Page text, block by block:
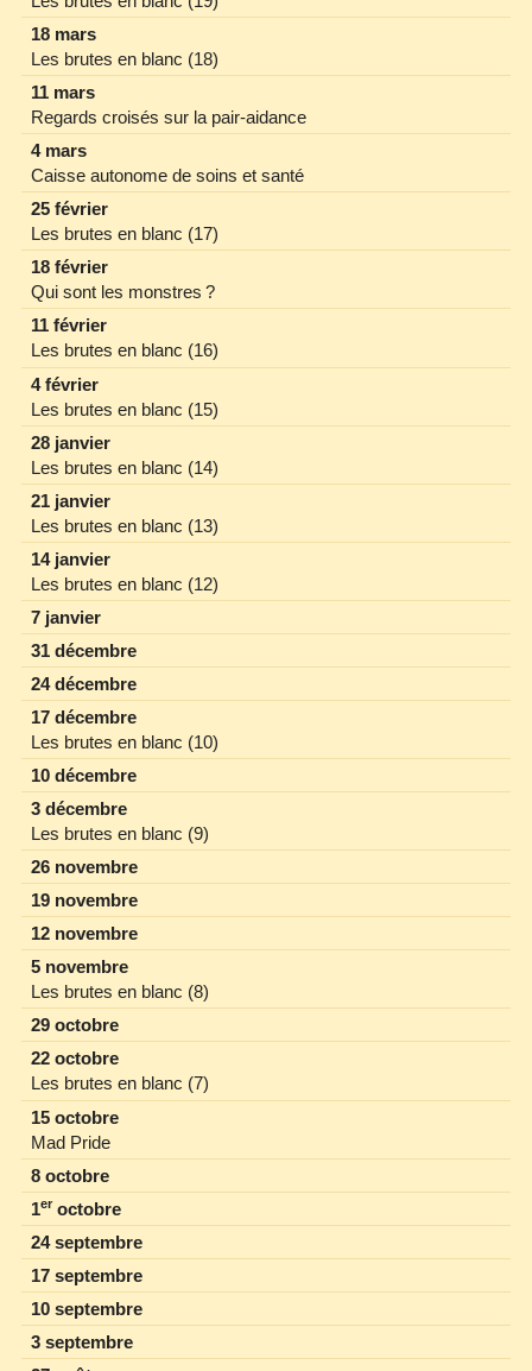
18 mars
Les brutes en blanc (18)
11 mars
Regards croisés sur la pair‐aidance
4 mars
Caisse autonome de soins et santé
25 février
Les brutes en blanc (17)
18 février
Qui sont les monstres ?
11 février
Les brutes en blanc (16)
4 février
Les brutes en blanc (15)
28 janvier
Les brutes en blanc (14)
21 janvier
Les brutes en blanc (13)
14 janvier
Les brutes en blanc (12)
7 janvier
31 décembre
24 décembre
17 décembre
Les brutes en blanc (10)
10 décembre
3 décembre
Les brutes en blanc (9)
26 novembre
19 novembre
12 novembre
5 novembre
Les brutes en blanc (8)
29 octobre
22 octobre
Les brutes en blanc (7)
15 octobre
Mad Pride
8 octobre
1eroctobre
24 septembre
17 septembre
10 septembre
3 septembre